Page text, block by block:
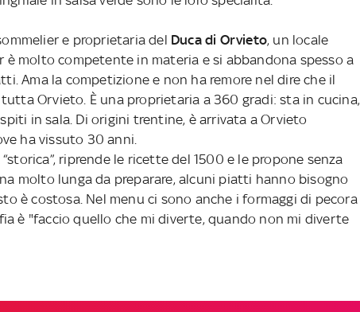
e proprietaria del Duca di Orvieto, un locale
è molto competente in materia e si abbandona spesso a
Ama la competizione e non ha remore nel dire che il
Orvieto. È una proprietaria a 360 gradi: sta in cucina,
in sala. Di origini trentine, è arrivata a Orvieto
ha vissuto 30 anni.
riprende le ricette del 1500 e le propone senza
molto lunga da preparare, alcuni piatti hanno bisogno
è costosa. Nel menu ci sono anche i formaggi di pecora
è "faccio quello che mi diverte, quando non mi diverte